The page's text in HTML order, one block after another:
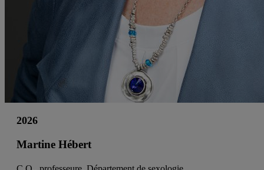
2026
Martine Hébert